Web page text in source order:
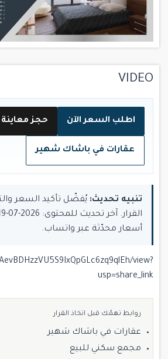
VIDEO
اطلب السعر الآن حجز معاينة
عقارات في باشاك شهير
تنبيه تحديث: يُفضّل تأكيد السعر
أسعار محدّثة عبر واتساب.
view?
usp=share_link
روابط تهمّك قبل اتخاذ القرار
عقارات في باشاك شهير
مجمع سكني للبيع